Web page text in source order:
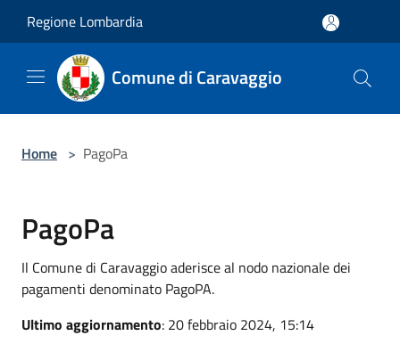
Regione Lombardia
Comune di Caravaggio
Home > PagoPa
PagoPa
Il Comune di Caravaggio aderisce al nodo nazionale dei
pagamenti denominato PagoPA.
Ultimo aggiornamento: 20 febbraio 2024, 15:14